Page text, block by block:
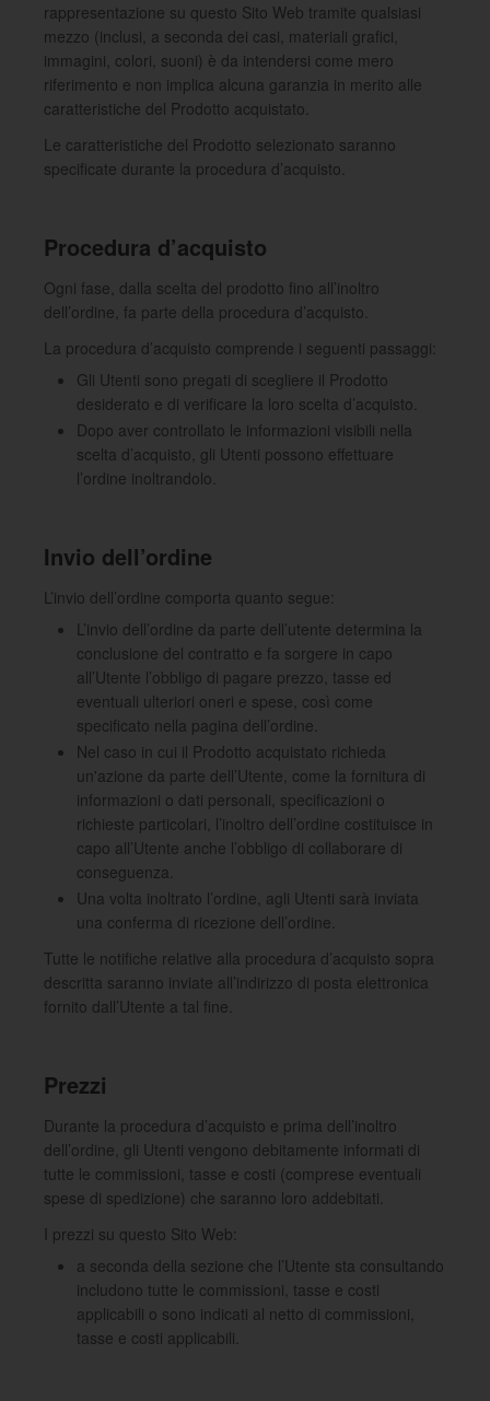
rappresentazione su questo Sito Web tramite qualsiasi
mezzo (inclusi, a seconda dei casi, materiali grafici,
immagini, colori, suoni) è da intendersi come mero
riferimento e non implica alcuna garanzia in merito alle
caratteristiche del Prodotto acquistato.
Le caratteristiche del Prodotto selezionato saranno
specificate durante la procedura d’acquisto.
Procedura d’acquisto
Ogni fase, dalla scelta del prodotto fino all’inoltro
dell’ordine, fa parte della procedura d’acquisto.
La procedura d’acquisto comprende i seguenti passaggi:
Gli Utenti sono pregati di scegliere il Prodotto
desiderato e di verificare la loro scelta d’acquisto.
Dopo aver controllato le informazioni visibili nella
scelta d’acquisto, gli Utenti possono effettuare
l’ordine inoltrandolo.
Invio dell’ordine
L’invio dell’ordine comporta quanto segue:
L’invio dell’ordine da parte dell’utente determina la
conclusione del contratto e fa sorgere in capo
all’Utente l’obbligo di pagare prezzo, tasse ed
eventuali ulteriori oneri e spese, così come
specificato nella pagina dell’ordine.
Nel caso in cui il Prodotto acquistato richieda
un'azione da parte dell’Utente, come la fornitura di
informazioni o dati personali, specificazioni o
richieste particolari, l’inoltro dell’ordine costituisce in
capo all’Utente anche l’obbligo di collaborare di
conseguenza.
Una volta inoltrato l’ordine, agli Utenti sarà inviata
una conferma di ricezione dell’ordine.
Tutte le notifiche relative alla procedura d’acquisto sopra
descritta saranno inviate all’indirizzo di posta elettronica
fornito dall’Utente a tal fine.
Prezzi
Durante la procedura d’acquisto e prima dell’inoltro
dell’ordine, gli Utenti vengono debitamente informati di
tutte le commissioni, tasse e costi (comprese eventuali
spese di spedizione) che saranno loro addebitati.
I prezzi su questo Sito Web:
a seconda della sezione che l’Utente sta consultando
includono tutte le commissioni, tasse e costi
applicabili o sono indicati al netto di commissioni,
tasse e costi applicabili.